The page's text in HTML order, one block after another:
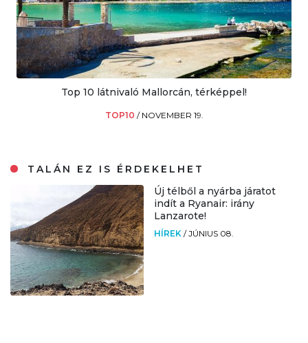
Top 10 látnivaló Mallorcán, térképpel!
TOP10 / NOVEMBER 19.
TALÁN EZ IS ÉRDEKELHET
Új télből a nyárba járatot
indít a Ryanair: irány
Lanzarote!
HÍREK /JÚNIUS 08.